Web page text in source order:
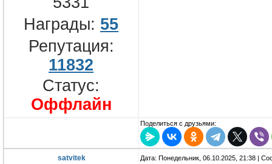
Награды: 55
Репутация:
11832
Статус:
Оффлайн
Поделиться с друзьями:
satvitek Дата: Понедельник, 06.10.2025, 21:38 |